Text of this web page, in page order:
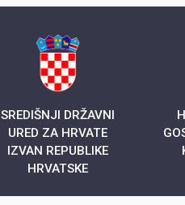
SREDIŠNJI DRŽAVNI
URED ZA HRVATE
IZVAN REPUBLIKE
HRVATSKE